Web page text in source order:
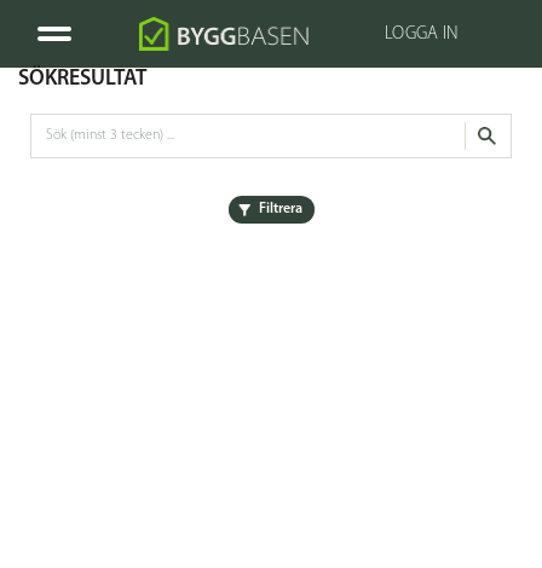
LOGGA IN
SÖKRESULTAT
Filtrera